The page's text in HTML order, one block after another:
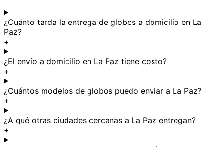
¿Cuánto tarda la entrega de globos a domicilio en La
Paz?
+
¿El envío a domicilio en La Paz tiene costo?
+
¿Cuántos modelos de globos puedo enviar a La Paz?
+
¿A qué otras ciudades cercanas a La Paz entregan?
+